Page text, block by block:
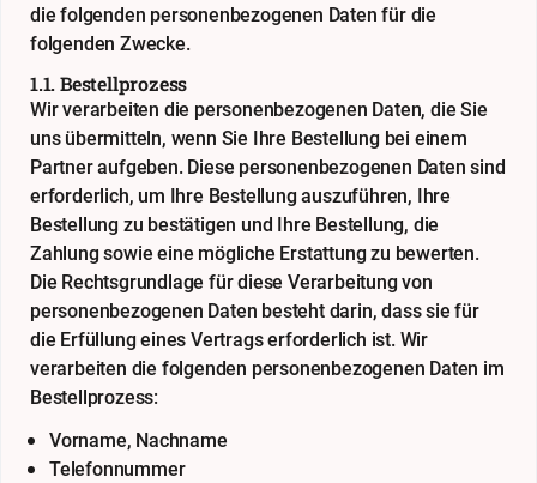
die folgenden personenbezogenen Daten für die
folgenden Zwecke.
1.1. Bestellprozess
Wir verarbeiten die personenbezogenen Daten, die Sie
uns übermitteln, wenn Sie Ihre Bestellung bei einem
Partner aufgeben. Diese personenbezogenen Daten sind
erforderlich, um Ihre Bestellung auszuführen, Ihre
Bestellung zu bestätigen und Ihre Bestellung, die
Zahlung sowie eine mögliche Erstattung zu bewerten.
Die Rechtsgrundlage für diese Verarbeitung von
personenbezogenen Daten besteht darin, dass sie für
die Erfüllung eines Vertrags erforderlich ist. Wir
verarbeiten die folgenden personenbezogenen Daten im
Bestellprozess:
Vorname, Nachname
Telefonnummer